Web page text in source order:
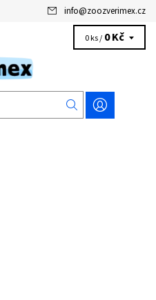
info@zoozverimex.cz
0 ks / 0 Kč